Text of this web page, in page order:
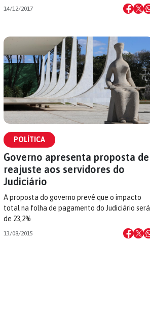
14/12/2017
POLÍTICA
Governo apresenta proposta de
reajuste aos servidores do
Judiciário
A proposta do governo prevê que o impacto
total na folha de pagamento do Judiciário será
de 23,2%
13/08/2015